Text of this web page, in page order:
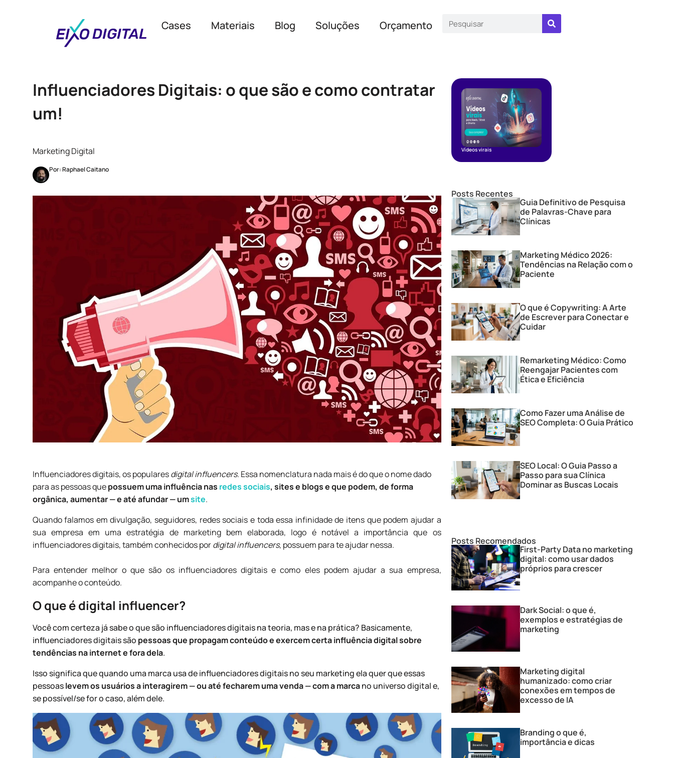
Cases Materiais Blog Soluções Orçamento
Influenciadores Digitais: o que são e como contratar
um!
Marketing Digital
Por: Raphael Caitano
Influenciadores digitais, os popularesdigital influencers. Essa nomenclatura nada mais é do que o nome dado
para as pessoas quepossuem uma influência nas redes sociais, sites e blogs e que podem, de forma
orgânica, aumentar — e até afundar — umsite.
Quando falamos em divulgação, seguidores, redes sociais e toda essa infinidade de itens que podem ajudar a
sua empresa em uma estratégia de marketing bem elaborada, logo é notável a importância que os
influenciadores digitais, também conhecidos pordigital influencers, possuem para te ajudar nessa.
Para entender melhor o que são os influenciadores digitais e como eles podem ajudar a sua empresa,
acompanhe o conteúdo.
O que é digital influencer?
Você com certeza já sabe o que são influenciadores digitais na teoria, mas e na prática? Basicamente,
influenciadores digitais são pessoas que propagam conteúdo e exercem certa influência digital sobre
tendências na internet e fora dela.
Isso significa que quando uma marca usa de influenciadores digitais no seu marketing ela quer que essas
pessoaslevem os usuários a interagirem — ou até fecharem uma venda — com a marcano universo digital e,
se possível/se for o caso, além dele.
Vídeos virais
Posts Recentes
Guia Definitivo de Pesquisa
de Palavras-Chave para
Clínicas
Marketing Médico 2026:
Tendências na Relação com o
Paciente
O que é Copywriting: A Arte
de Escrever para Conectar e
Cuidar
Remarketing Médico: Como
Reengajar Pacientes com
Ética e Eficiência
Como Fazer uma Análise de
SEO Completa: O Guia Prático
SEO Local: O Guia Passo a
Passo para sua Clínica
Dominar as Buscas Locais
Posts Recomendados
First-Party Data no marketing
digital: como usar dados
próprios para crescer
Dark Social: o que é,
exemplos e estratégias de
marketing
Marketing digital
humanizado: como criar
conexões em tempos de
excesso de IA
Branding o que é,
importância e dicas